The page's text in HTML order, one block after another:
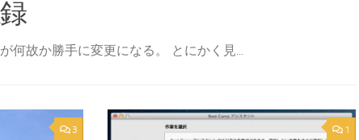
何故か勝手に変更になる。 とにかく見...
3 1